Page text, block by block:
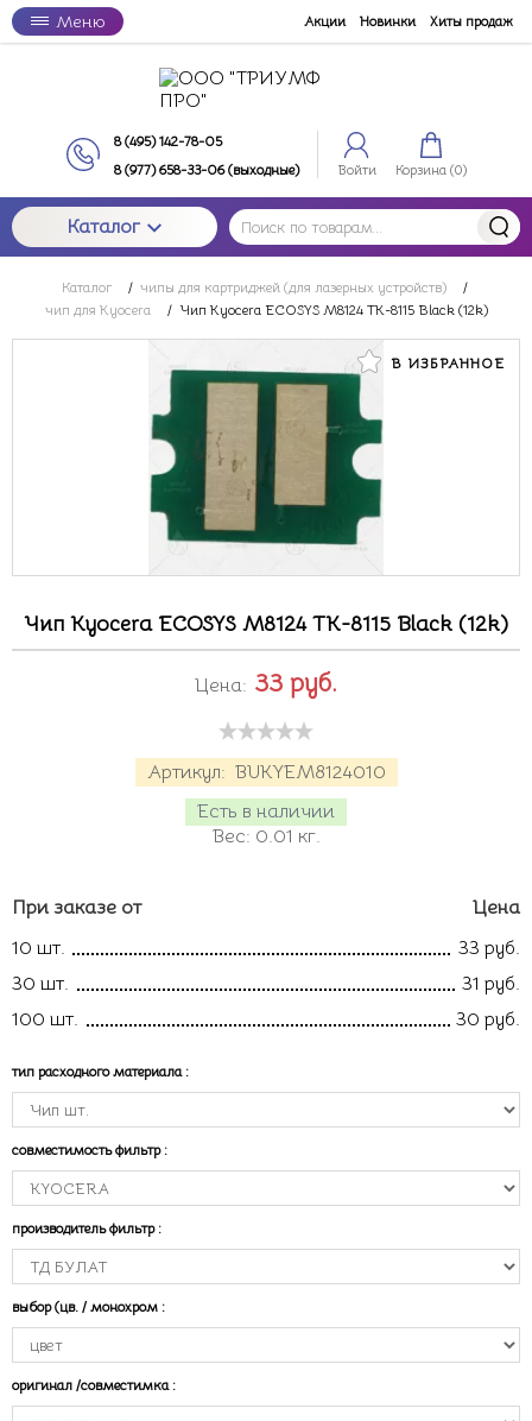
Меню Акции Новинки Хиты продаж
8 (495) 142-78-05
8 (977) 658-33-06 (выходные)
Войти Корзина (0)
Каталог
Каталог / чипы для картриджей (для лазерных устройств)
/
чип для Kyocera
/ Чип Kyocera ECOSYS M8124 TK-8115 Black (12k)
В ИЗБРАННОЕ
Чип Kyocera ECOSYS M8124 TK-8115 Black (12k)
Артикул: BUKYEM8124010
Есть в наличии
Вес: 0.01 кг.
Цена: 33 руб.
При заказе от
Цена
10 шт.
33 руб.
30 шт.
31 руб.
100 шт.
30 руб.
тип расходного материала :
совместимость фильтр :
производитель фильтр :
выбор (цв. / монохром :
оригинал /совместимка :